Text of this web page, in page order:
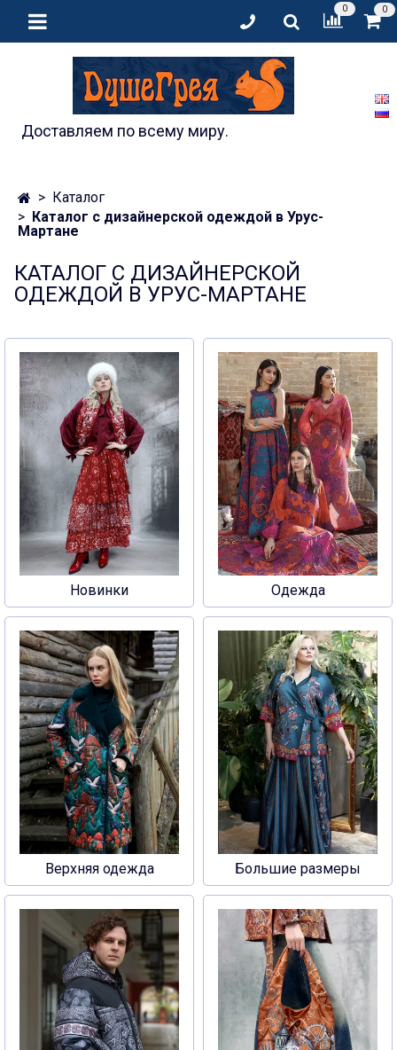
0 0
Доставляем по всему миру.
Каталог
Каталог с дизайнерской одеждой в Урус-
Мартане
КАТАЛОГ С ДИЗАЙНЕРСКОЙ
ОДЕЖДОЙ В УРУС-МАРТАНЕ
Новинки Одежда
Верхняя одежда Большие размеры